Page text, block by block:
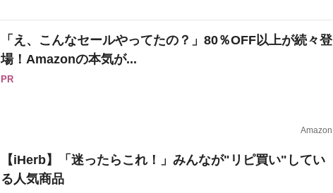
「え、こんなセールやってたの？」80％OFF以上が続々登
場！Amazonの本気が...
PR
Amazon
【iHerb】「迷ったらこれ！」みんなが"リピ買い"してい
る人気商品